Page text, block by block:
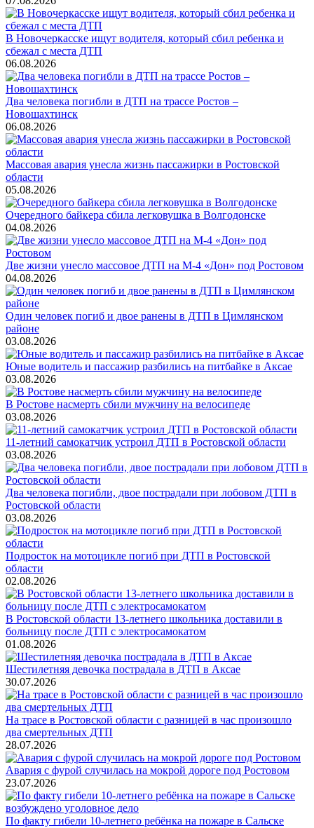
В Новочеркасске ищут водителя, который сбил ребенка и
сбежал с места ДТП
06.08.2026
Два человека погибли в ДТП на трассе Ростов –
Новошахтинск
06.08.2026
Массовая авария унесла жизнь пассажирки в Ростовской
области
05.08.2026
Очередного байкера сбила легковушка в Волгодонске
04.08.2026
Две жизни унесло массовое ДТП на М-4 «Дон» под Ростовом
04.08.2026
Один человек погиб и двое ранены в ДТП в Цимлянском
районе
03.08.2026
Юные водитель и пассажир разбились на питбайке в Аксае
03.08.2026
В Ростове насмерть сбили мужчину на велосипеде
03.08.2026
11-летний самокатчик устроил ДТП в Ростовской области
03.08.2026
Два человека погибли, двое пострадали при лобовом ДТП в
Ростовской области
03.08.2026
Подросток на мотоцикле погиб при ДТП в Ростовской
области
02.08.2026
В Ростовской области 13-летнего школьника доставили в
больницу после ДТП с электросамокатом
01.08.2026
Шестилетняя девочка пострадала в ДТП в Аксае
30.07.2026
На трасе в Ростовской области с разницей в час произошло
два смертельных ДТП
28.07.2026
Авария с фурой случилась на мокрой дороге под Ростовом
23.07.2026
По факту гибели 10-летнего ребёнка на пожаре в Сальске